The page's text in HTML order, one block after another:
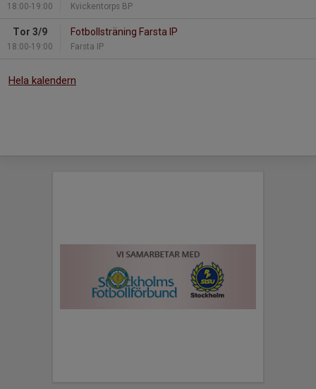
18:00-19:00 Kvickentorps BP
Tor 3/9
18:00-19:00
Fotbollsträning Farsta IP
Farsta IP
Hela kalendern